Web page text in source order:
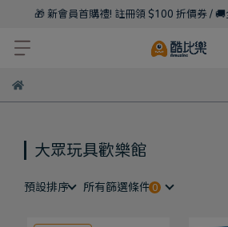
🎁 新會員首購禮! 註冊領 $100 折價券 /
大眾玩具歡樂館
預設排序 所有篩選條件